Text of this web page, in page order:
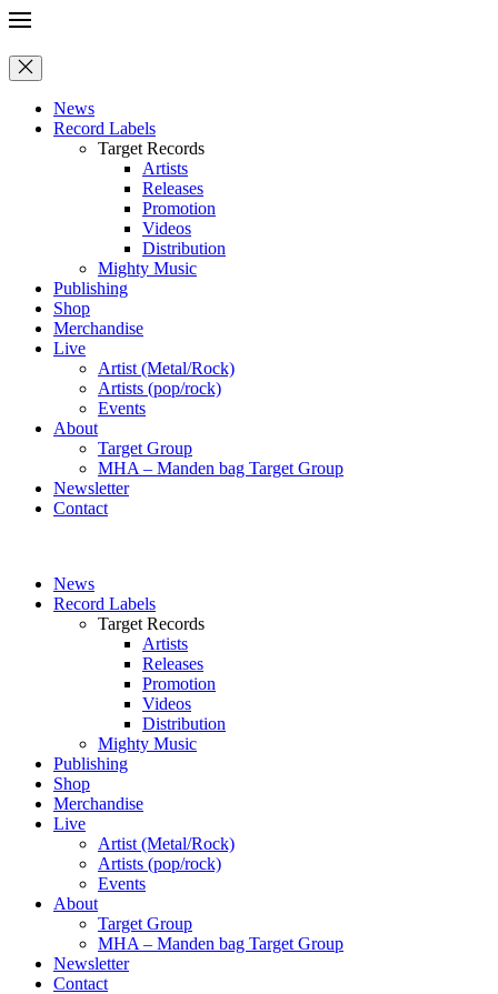
News
Record Labels
Target Records
Artists
Releases
Promotion
Videos
Distribution
Mighty Music
Publishing
Shop
Merchandise
Live
Artist (Metal/Rock)
Artists (pop/rock)
Events
About
Target Group
MHA – Manden bag Target Group
Newsletter
Contact
News
Record Labels
Target Records
Artists
Releases
Promotion
Videos
Distribution
Mighty Music
Publishing
Shop
Merchandise
Live
Artist (Metal/Rock)
Artists (pop/rock)
Events
About
Target Group
MHA – Manden bag Target Group
Newsletter
Contact